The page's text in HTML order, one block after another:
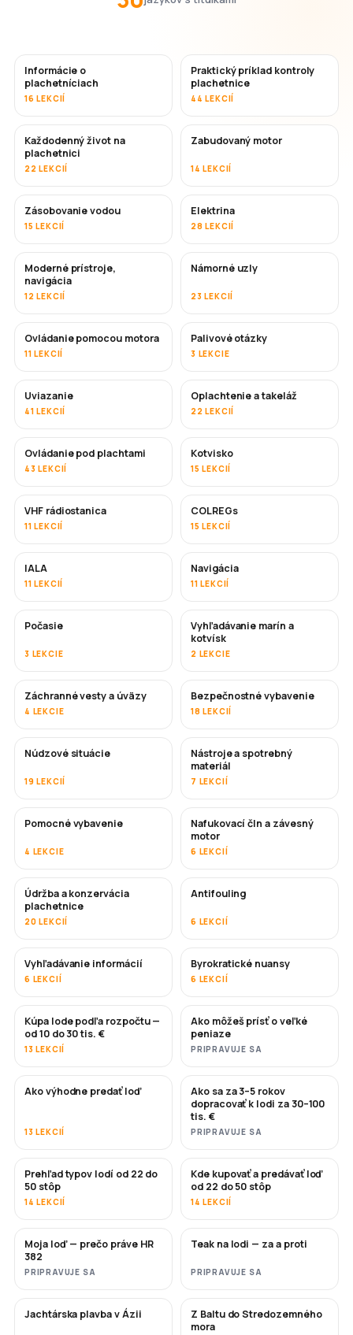
Informácie o
plachetníciach
16 LEKCIÍ
Praktický príklad kontroly
plachetnice
44 LEKCIÍ
Každodenný život na
plachetnici
22 LEKCIÍ
Zabudovaný motor
14 LEKCIÍ
Zásobovanie vodou
15 LEKCIÍ
Elektrina
28 LEKCIÍ
Moderné prístroje,
navigácia
12 LEKCIÍ
Námorné uzly
23 LEKCIÍ
Ovládanie pomocou motora
11 LEKCIÍ
Palivové otázky
3 LEKCIE
Uviazanie
41 LEKCIÍ
Oplachtenie a takeláž
22 LEKCIÍ
Ovládanie pod plachtami
43 LEKCIÍ
Kotvisko
15 LEKCIÍ
VHF rádiostanica
11 LEKCIÍ
COLREGs
15 LEKCIÍ
IALA
11 LEKCIÍ
Navigácia
11 LEKCIÍ
Počasie
3 LEKCIE
Vyhľadávanie marín a
kotvísk
2 LEKCIE
Záchranné vesty a úväzy
4 LEKCIE
Bezpečnostné vybavenie
18 LEKCIÍ
Núdzové situácie
19 LEKCIÍ
Nástroje a spotrebný
materiál
7 LEKCIÍ
Pomocné vybavenie
4 LEKCIE
Nafukovací čln a závesný
motor
6 LEKCIÍ
Údržba a konzervácia
plachetnice
20 LEKCIÍ
ČOSKORO
Antifouling
6 LEKCIÍ
Vyhľadávanie informácií
6 LEKCIÍ
Byrokratické nuansy
6 LEKCIÍ
ČOSKORO
Kúpa lode podľa rozpočtu —
od 10 do 30 tis. €
13 LEKCIÍ
ČOSKORO
Ako môžeš prísť o veľké
peniaze
PRIPRAVUJE SA
NOVÉ
Ako výhodne predať loď
13 LEKCIÍ
NOVÉ
Ako sa za 3–5 rokov
dopracovať k lodi za 30–100
tis. €
PRIPRAVUJE SA
ČOSKORO
Prehľad typov lodí od 22 do
50 stôp
14 LEKCIÍ
ČOSKORO
Kde kupovať a predávať loď
od 22 do 50 stôp
14 LEKCIÍ
ČOSKORO
Moja loď — prečo práve HR
382
PRIPRAVUJE SA
ČOSKORO
Teak na lodi — za a proti
PRIPRAVUJE SA
ČOSKORO
Jachtárska plavba v Ázii ČOSKORO
Z Baltu do Stredozemného
mora